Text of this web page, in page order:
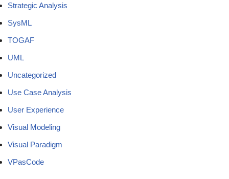
Strategic Analysis
SysML
TOGAF
UML
Uncategorized
Use Case Analysis
User Experience
Visual Modeling
Visual Paradigm
VPasCode